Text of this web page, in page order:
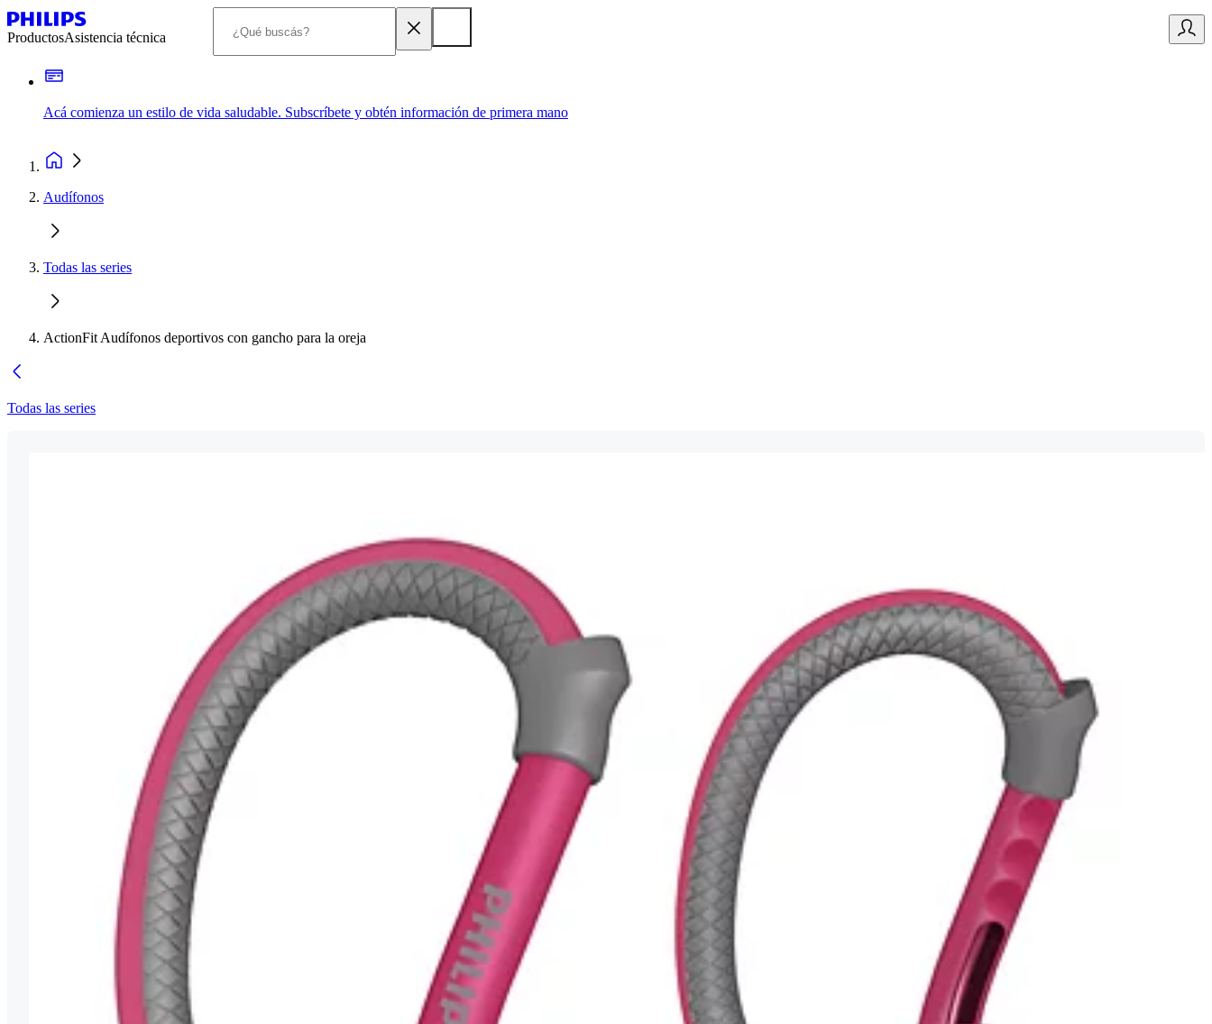
ProductosAsistencia técnica
Acá comienza un estilo de vida saludable. Subscríbete y obtén información de primera mano
Audífonos
Todas las series
ActionFit Audífonos deportivos con gancho para la oreja
Todas las series